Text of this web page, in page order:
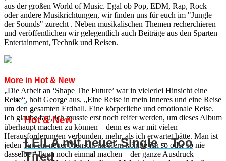
„Die Arbeit an ‘Shape The Future’ war in vielerlei Hinsicht eine
Reise“, holt George aus. „Eine Reise in mein Inneres und eine Reise
um den gesamten Erdball. Eine körperliche und emotionale Reise.
Ich glaube fast, ich musste erst noch reifer werden, um dieses Album
überhaupt machen zu können – denn es war mit vielen
Herausforderungen verbunden, mehr, als ich erwartet hätte. Man ist
jeden Tag ein neuer Mensch, insofern könnte ich so oder so nie
dasselbe Album noch einmal machen – der ganze Ausdruck
aus der großen World of Music. Egal ob Pop, EDM, Rap, Rock
oder andere Musikrichtungen, wir finden uns für euch im "Jungle
der Sounds" zurecht . Neben musikalischen Themen recherchieren
und veröffentlichen wir gelegentlich auch Beiträge aus den Sparten
Entertainment, Technik und Reisen.
More in Hot & New
Hot & New
LEILA mit neuer Single – Too
Tired